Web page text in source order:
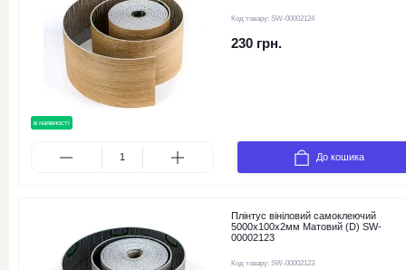
в наявності
Код товару: SW-00002124
230 грн.
До кошика
Плінтус вініловий самоклеючий
5000х100х2мм Матовий (D) SW-
00002123
Код товару: SW-00002123